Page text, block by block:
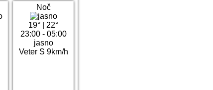
Noč
19°
22°
23:00 - 05:00
jasno
Veter S 9km/h